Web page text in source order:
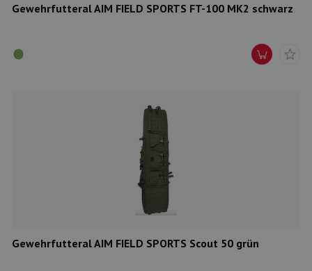
Gewehrfutteral AIM FIELD SPORTS FT-100 MK2 schwarz
Gewehrfutteral AIM FIELD SPORTS Scout 50 grün